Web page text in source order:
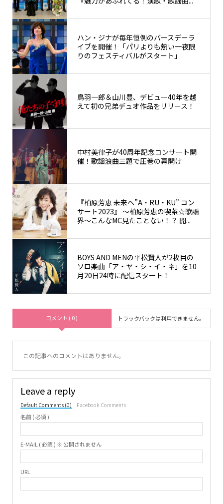
ハン・ジナが毎年恒例のバースデーラ
イブを開催！「パリよりも熱い一夜限
りのフェスティバルがスタート」
鳥羽一郎＆山川豊、デビュー40年を越
えて初の兄弟デュオ作品をリリース！
中村美律子が40周年記念コンサート開
催！歌謡浪曲三題で圧巻の幕開け
『柏原芳恵 未来へ”A・RU・KU” コン
サート2023』 〜柏原芳恵の喫茶☆歌謡
界〜こんなMC見たことない！？ 開...
BOYS AND MENの平松賢人が2枚目の
ソロ楽曲「ア・ヤ・シ・イ・ネ」を10
月20日24時に配信スタート！
コメント ( 0 ) トラックバックは利用できません。
この記事へのコメントはありません。
Leave a reply
Default Comments (0) Facebook Comments
名前 ( 必須 )
E-MAIL ( 必須 ) ※ 公開されません
URL